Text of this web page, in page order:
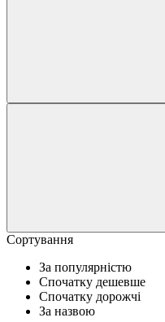
Сортування
За популярністю
Спочатку дешевше
Спочатку дорожчі
За назвою